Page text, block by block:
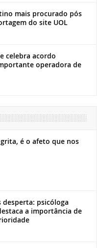
mais procurado pós
do site UOL
celebra acordo
operadora de
é o afeto que nos
psicóloga
a importância de